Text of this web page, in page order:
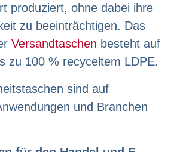
produziert, ohne dabei ihre
zu beeinträchtigen. Das
Versandtaschen besteht auf
zu 100 % recyceltem LDPE.
sind auf
und Branchen